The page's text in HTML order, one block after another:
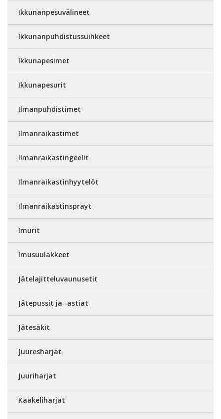
Ikkunanpesuvälineet
Ikkunanpuhdistussuihkeet
Ikkunapesimet
Ikkunapesurit
Ilmanpuhdistimet
Ilmanraikastimet
Ilmanraikastingeelit
Ilmanraikastinhyytelöt
Ilmanraikastinsprayt
Imurit
Imusuulakkeet
Jätelajitteluvaunusetit
Jätepussit ja -astiat
Jätesäkit
Juuresharjat
Juuriharjat
Kaakeliharjat